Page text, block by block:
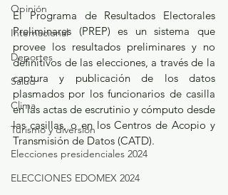
Opinión
Internacional
Deportes
Salud
Clima
Turismo y diversión
Elecciones presidenciales 2024
ELECCIONES EDOMEX 2024
El Programa de Resultados Electorales
Preliminares (PREP) es un sistema que
provee los resultados preliminares y no
definitivos de las elecciones, a través de la
captura y publicación de los datos
plasmados por los funcionarios de casilla
en las actas de escrutinio y cómputo desde
las casillas, o en los Centros de Acopio y
Transmisión de Datos (CATD).